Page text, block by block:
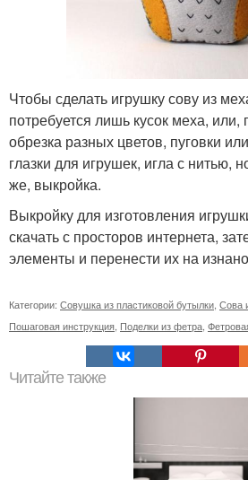
Чтобы сделать игрушку сову из
потребуется лишь кусок меха,
обрезка разных цветов, пуговки
глазки для игрушек, игла с нитью,
же, выкройка.
Выкройку для изготовления
скачать с просторов интернета,
элементы и перенести их на
Категории: Совушка из пластиковой бутылки Сова
Пошаговая инструкция Поделки из фетра
Читайте также